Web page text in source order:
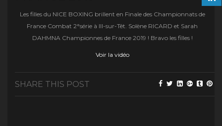
Les filles du NICE BOXING brillent en Finale des Championnats de
France Combat 2°série à Ill-sur-Têt. Solène RICARD et Sarah
DAHMNA Championnes de France 2019 ! Bravo les filles !
Voir la vidéo
SHARE THIS POST